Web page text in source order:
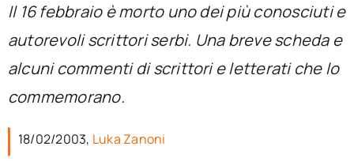
Chi siamo
per:
Newsletter
Il 16 febbraio è morto uno dei più conosciuti e
autorevoli scrittori serbi. Una breve scheda e
alcuni commenti di scrittori e letterati che lo
commemorano.
18/02/2003, Luka Zanoni